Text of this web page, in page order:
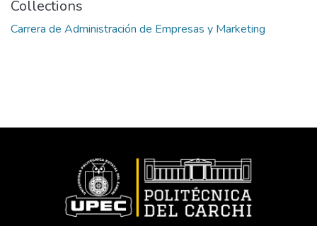
Collections
Carrera de Administración de Empresas y Marketing